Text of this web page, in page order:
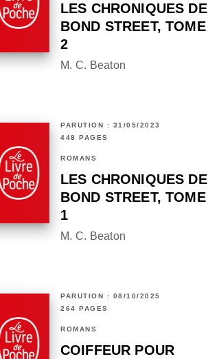
LES CHRONIQUES DE
BOND STREET, TOME
2
M. C. Beaton
PARUTION : 31/05/2023
448 PAGES
ROMANS
LES CHRONIQUES DE
BOND STREET, TOME
1
M. C. Beaton
PARUTION : 08/10/2025
264 PAGES
ROMANS
COIFFEUR POUR